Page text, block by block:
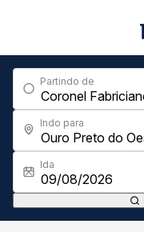
Partindo de
Indo para
Ida